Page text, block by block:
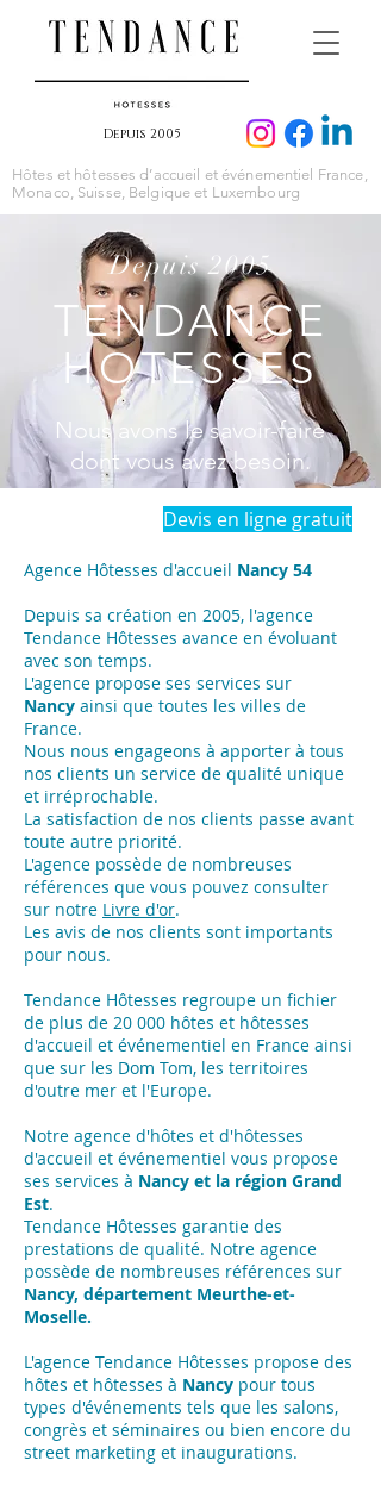
Depuis 2005
Hôtes et hôtesses d’accueil et événementiel France,
Monaco, Suisse, Belgique et Luxembourg
Depuis 2005
TENDANCE
HOTESSES
Nous avons le savoir-faire
dont vous avez besoin.
Devis en ligne gratuit
Agence Hôtesses d'accueil Nancy 54
Depuis sa création en 2005, l'agence
Tendance Hôtesses avance en évoluant
avec son temps.
L'agence propose ses services sur
Nancy ainsi que toutes les villes de
France.
Nous nous engageons à apporter à tous
nos clients un service de qualité unique
et irréprochable.
La satisfaction de nos clients passe avant
toute autre priorité.
L'agence possède de nombreuses
références que vous pouvez consulter
sur notre Livre d'or.
Les avis de nos clients sont importants
pour nous.
Tendance Hôtesses regroupe un fichier
de plus de 20 000 hôtes et hôtesses
d'accueil et événementiel en France ainsi
que sur les Dom Tom, les territoires
d'outre mer et l'Europe.
Notre agence d'hôtes et d'hôtesses
d'accueil et événementiel vous propose
ses services à Nancy et la région Grand
Est.
Tendance Hôtesses garantie des
prestations de qualité. Notre agence
possède de nombreuses références sur
Nancy, département Meurthe-et-
Moselle.
L'agence Tendance Hôtesses propose des
hôtes et hôtesses à Nancy pour tous
types d'événements tels que les salons,
congrès et séminaires ou bien encore du
street marketing et inaugurations.